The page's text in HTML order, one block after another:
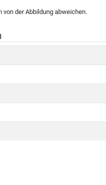
von der Abbildung abweichen.